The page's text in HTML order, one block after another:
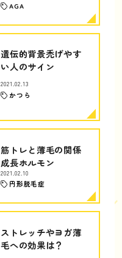
AGA
遺伝的背景禿げやす
い人のサイン
2021.02.13
かつら
筋トレと薄毛の関係
成長ホルモン
2021.02.10
円形脱毛症
ストレッチやヨガ薄
毛への効果は？